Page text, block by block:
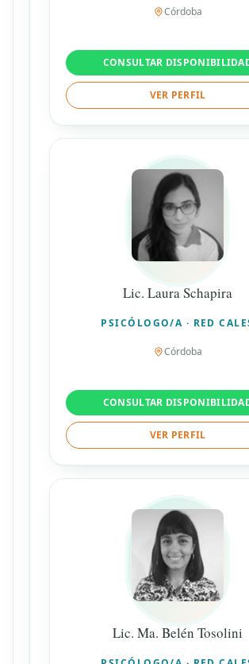
Córdoba
CONSULTAR
VER PERFIL
Lic. Laura Schapira
PSICÓLOGO/A · RED
Córdoba
CONSULTAR
VER PERFIL
Lic. Ma. Belén Tosolini